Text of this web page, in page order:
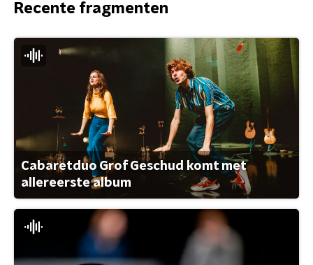
Recente fragmenten
Cabaretduo Grof Geschud komt met
allereerste album